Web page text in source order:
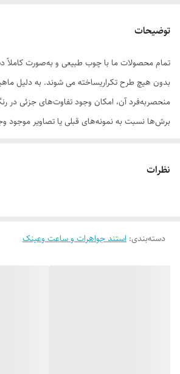
توضیحات
تمام محصولات ما با چوب طبیعی و به‌صورت کاملاً
بدون هیچ طرح تکراریساخته می شوند. به دلیل
منحصر‌به‌فرد آن، امکان وجود تفاوت‌های جزئی در
برش‌ها نسبت به نمونه‌های قبلی یا تصاویر موجود
نمونه دیگری دقیقاً مثل اون وجود ندارد
نظرات
دسته‌بندی: استند جواهرات و ساعت وعینک